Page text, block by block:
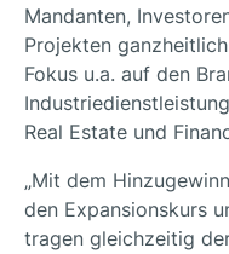
Mandanten,
Projekten
Fokus u.a. auf den
Real Estate und
„Mit dem
den Expansionskurs
tragen gleichzeitig